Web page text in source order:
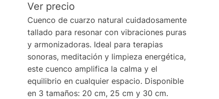
Ver precio
Cuenco de cuarzo natural cuidadosamente
tallado para resonar con vibraciones puras
y armonizadoras. Ideal para terapias
sonoras, meditación y limpieza energética,
este cuenco amplifica la calma y el
equilibrio en cualquier espacio. Disponible
en 3 tamaños: 20 cm, 25 cm y 30 cm.